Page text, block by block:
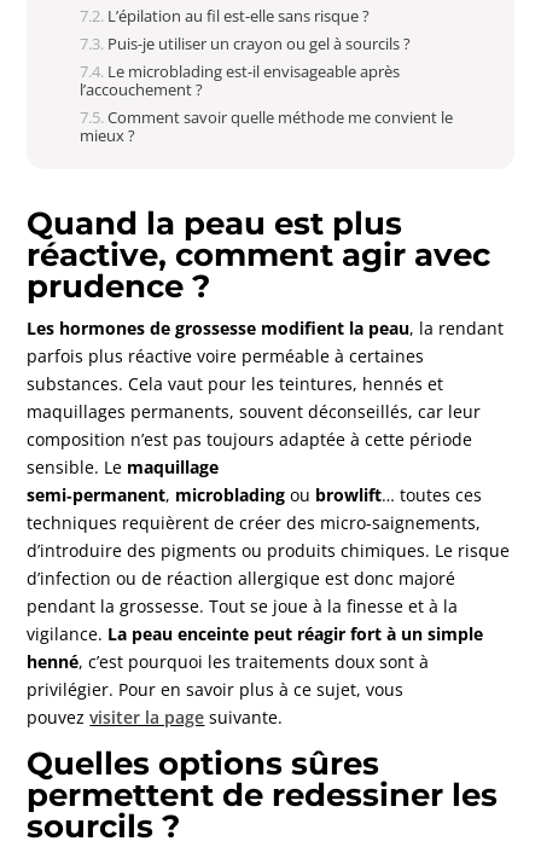
L’épilation au fil est-elle sans risque ?
Puis-je utiliser un crayon ou gel à sourcils ?
Le microblading est-il envisageable après
l’accouchement ?
Comment savoir quelle méthode me convient le
mieux ?
Quand la peau est plus
réactive, comment agir avec
prudence ?
Les hormones de grossesse modifient la peau, la rendant
parfois plus réactive voire perméable à certaines
substances. Cela vaut pour les teintures, hennés et
maquillages permanents, souvent déconseillés, car leur
composition n’est pas toujours adaptée à cette période
sensible. Le maquillage
semi‑permanent, microblading ou browlift… toutes ces
techniques requièrent de créer des micro-saignements,
d’introduire des pigments ou produits chimiques. Le risque
d’infection ou de réaction allergique est donc majoré
pendant la grossesse. Tout se joue à la finesse et à la
vigilance. La peau enceinte peut réagir fort à un simple
henné, c’est pourquoi les traitements doux sont à
privilégier. Pour en savoir plus à ce sujet, vous
pouvezvisiter la page suivante.
Quelles options sûres
permettent de redessiner les
sourcils ?